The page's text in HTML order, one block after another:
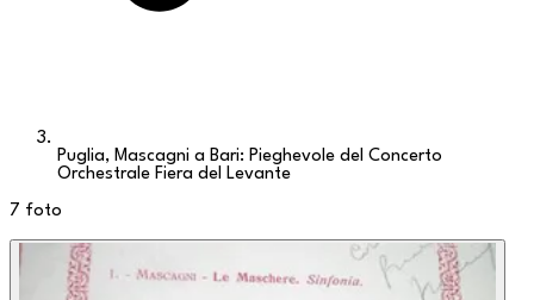
Puglia, Mascagni a Bari: Pieghevole del Concerto
Orchestrale Fiera del Levante
7 foto